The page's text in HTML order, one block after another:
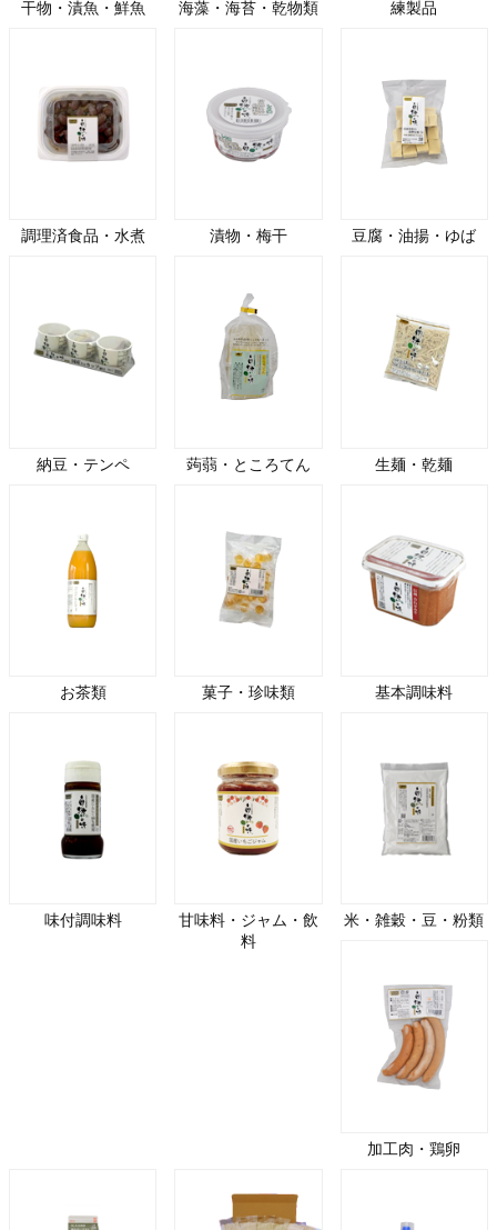
干物・漬魚・鮮魚 海藻・海苔・乾物類 練製品
調理済食品・水煮 漬物・梅干 豆腐・油揚・ゆば
納豆・テンペ 蒟蒻・ところてん 生麺・乾麺
お茶類 菓子・珍味類 基本調味料
味付調味料
甘味料・ジャム・飲
料
米・雑穀・豆・粉類
加工肉・鶏卵